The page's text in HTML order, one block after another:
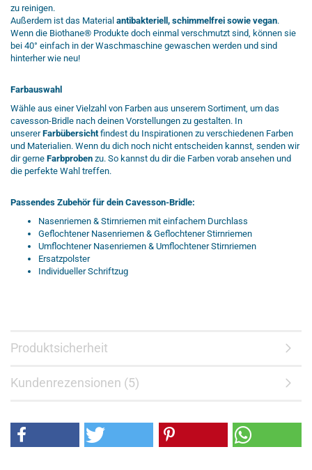
zu reinigen.
Außerdem ist das Material antibakteriell, schimmelfrei sowie vegan.
Wenn die Biothane® Produkte doch einmal verschmutzt sind, können sie
bei 40° einfach in der Waschmaschine gewaschen werden und sind
hinterher wie neu!
Farbauswahl
Wähle aus einer Vielzahl von Farben aus unserem Sortiment, um das
cavesson-Bridle nach deinen Vorstellungen zu gestalten. In
unsererFarbübersichtfindest du Inspirationen zu verschiedenen Farben
und Materialien. Wenn du dich noch nicht entscheiden kannst, senden wir
dir gerne Farbproben zu. So kannst du dir die Farben vorab ansehen und
die perfekte Wahl treffen.
Passendes Zubehör für dein Cavesson-Bridle:
Nasenriemen & Stirnriemen mit einfachem Durchlass
Geflochtener Nasenriemen & Geflochtener Stirnriemen
Umflochtener Nasenriemen & Umflochtener Stirnriemen
Ersatzpolster
Individueller Schriftzug
Produktsicherheit
Kundenrezensionen (5)